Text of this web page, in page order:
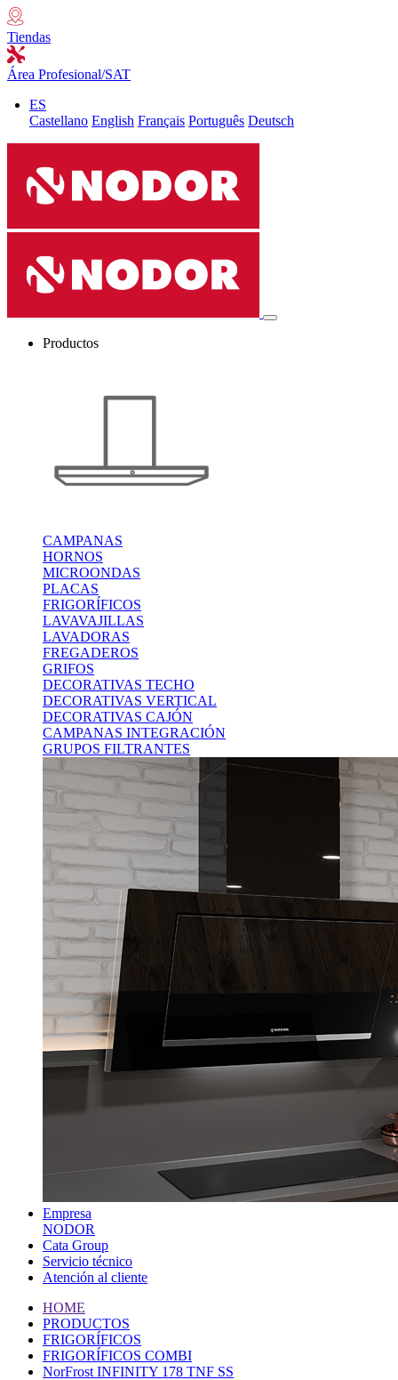
Tiendas
Área Profesional/SAT
ES
Castellano English Français Português Deutsch
Productos
CAMPANAS
HORNOS
MICROONDAS
PLACAS
FRIGORÍFICOS
LAVAVAJILLAS
LAVADORAS
FREGADEROS
GRIFOS
DECORATIVAS TECHO
DECORATIVAS VERTICAL
DECORATIVAS CAJÓN
CAMPANAS INTEGRACIÓN
GRUPOS FILTRANTES
Empresa
NODOR
Cata Group
Servicio técnico
Atención al cliente
HOME
PRODUCTOS
FRIGORÍFICOS
FRIGORÍFICOS COMBI
NorFrost INFINITY 178 TNF SS